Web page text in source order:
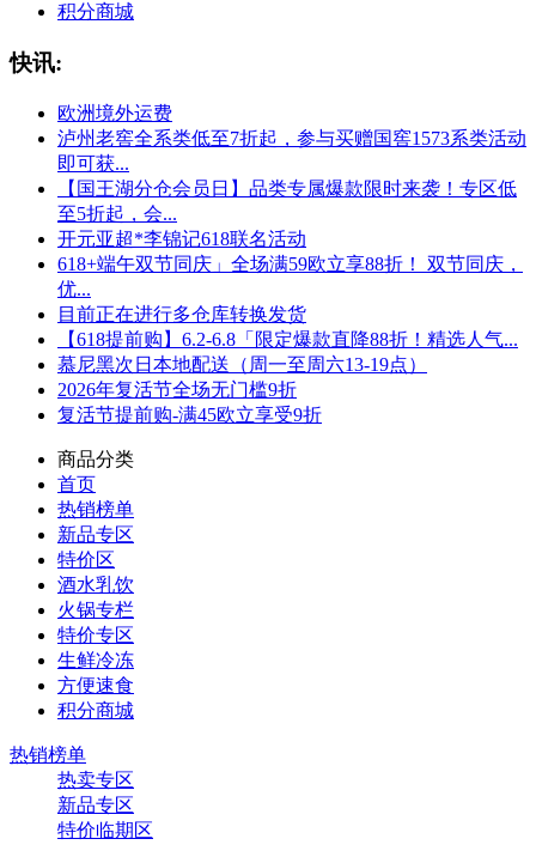
积分商城
快讯:
欧洲境外运费
泸州老窖全系类低至7折起，参与买赠国窖1573系类活动
即可获...
【国王湖分仓会员日】品类专属爆款限时来袭！专区低
至5折起，会...
开元亚超*李锦记618联名活动
618+端午双节同庆」全场满59欧立享88折！ 双节同庆，
优...
目前正在进行多仓库转换发货
【618提前购】6.2-6.8「限定爆款直降88折！精选人气...
慕尼黑次日本地配送（周一至周六13-19点）
2026年复活节全场无门槛9折
复活节提前购-满45欧立享受9折
商品分类
首页
热销榜单
新品专区
特价区
酒水乳饮
火锅专栏
特价专区
生鲜冷冻
方便速食
积分商城
热销榜单
热卖专区
新品专区
特价临期区